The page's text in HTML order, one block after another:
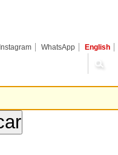
Instagram WhatsApp English